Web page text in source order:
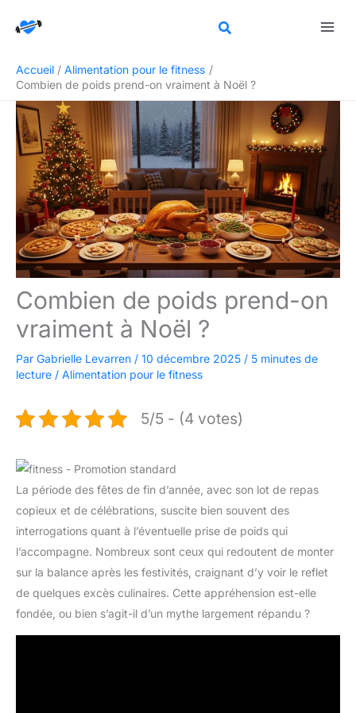
Accueil
Alimentation pour le fitness
Combien de poids prend-on vraiment à Noël ?
Combien de poids prend-on
vraiment à Noël ?
Par Gabrielle Levarren / 10 décembre 2025 / 5 minutes de
lecture / Alimentation pour le fitness
5/5 - (4 votes)
La période des fêtes de fin d’année, avec son lot de repas
copieux et de célébrations, suscite bien souvent des
interrogations quant à l’éventuelle prise de poids qui
l’accompagne. Nombreux sont ceux qui redoutent de monter
sur la balance après les festivités, craignant d’y voir le reflet
de quelques excès culinaires. Cette appréhension est-elle
fondée, ou bien s’agit-il d’un mythe largement répandu ?